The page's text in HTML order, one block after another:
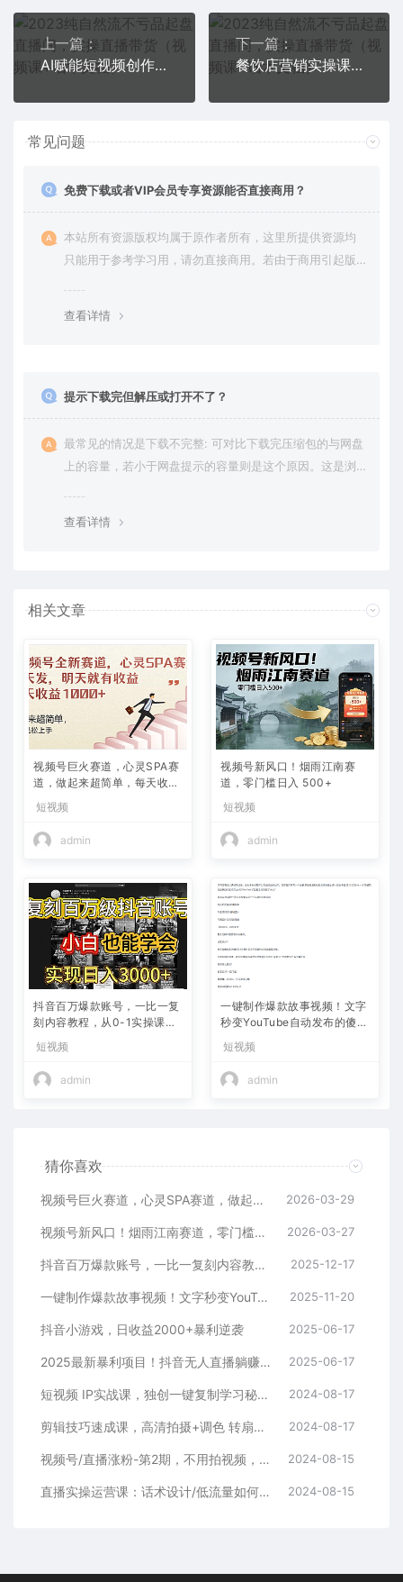
上一篇：
AI赋能短视频创作课，掌握AI操作方法，教你用AI高效产出爆款内容
下一篇：
餐饮店营销实操课，省钱撬流量方法，爆店方法，小白能立刻上手的课
常见问题
免费下载或者VIP会员专享资源能否直接商用？
本站所有资源版权均属于原作者所有，这里所提供资源均
只能用于参考学习用，请勿直接商用。若由于商用引起版
查看详情
提示下载完但解压或打开不了？
最常见的情况是下载不完整: 可对比下载完压缩包的与网盘
上的容量，若小于网盘提示的容量则是这个原因。这是浏
查看详情
相关文章
视频号巨火赛道，心灵SPA赛
道，做起来超简单，每天收益
800+
短视频
admin
视频号新风口！烟雨江南赛
道，零门槛日入 500+
短视频
admin
抖音百万爆款账号，一比一复
刻内容教程，从0-1实操课，
入10w+
短视频
admin
一键制作爆款故事视频！文字
秒变YouTube自动发布的傻瓜
短视频
admin
猜你喜欢
视频号巨火赛道，心灵SPA赛道，做起来超简单，每天收益800+ 2026-03-29
视频号新风口！烟雨江南赛道，零门槛日入 500+ 2026-03-27
抖音百万爆款账号，一比一复刻内容教程，从0-1实操课，小白也能学会，复制爆款，月入10w+ 2025-12-17
一键制作爆款故事视频！文字秒变YouTube自动发布的傻瓜式教程 2025-11-20
抖音小游戏，日收益2000+暴利逆袭 2025-06-17
2025最新暴利项目！抖音无人直播躺赚攻略！抖音无人直播3.0玩法！0门槛… 2025-06-17
短视频 IP实战课，独创一键复制学习秘籍，转战新领域，月赚五万轻松行 2024-08-17
剪辑技巧速成课，高清拍摄+调色 转扇子，建筑-抠图精通，新手秒变剪辑专家 2024-08-17
视频号/直播涨粉-第2期，不用拍视频，不用卖货，在直播间做菜，就可以搞钱 2024-08-15
直播实操运营课：话术设计/低流量如何提升/话术框架/全场燃爆/非常干货 2024-08-15